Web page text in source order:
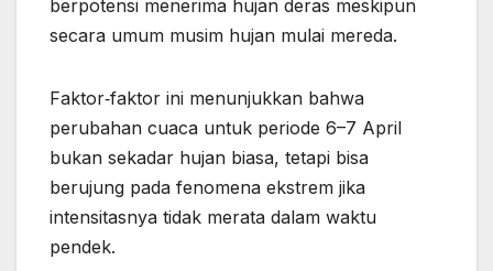
berpotensi menerima hujan deras meskipun
secara umum musim hujan mulai mereda.
Faktor‑faktor ini menunjukkan bahwa
perubahan cuaca untuk periode 6–7 April
bukan sekadar hujan biasa, tetapi bisa
berujung pada fenomena ekstrem jika
intensitasnya tidak merata dalam waktu
pendek.